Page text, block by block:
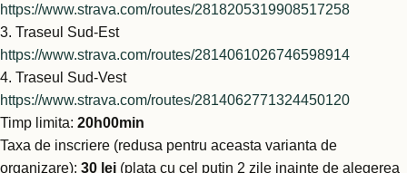
https://www.strava.com/routes/2818205319908517258
3. Traseul Sud-Est
https://www.strava.com/routes/2814061026746598914
4. Traseul Sud-Vest
https://www.strava.com/routes/2814062771324450120
Timp limita: 20h00min
Taxa de inscriere (redusa pentru aceasta varianta de
organizare): 30 lei (plata cu cel putin 2 zile inainte de alegerea